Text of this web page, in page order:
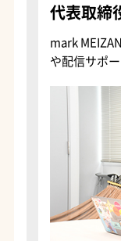
代表取締
mark
や配信サポ